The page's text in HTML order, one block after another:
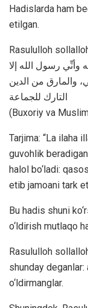
Hadislarda ham
etilgan.
Rasululloh
وأنِّي رسول الله إلا
والمارق من الدين
التارك للجماعة
(Buxoriy va
Tarjima: “La ilaha
guvohlik
halol bo‘ladi:
etib jamoani tark
Bu hadis shuni
o‘ldirish mutlaqo
Rasululloh
shunday
o‘ldirmanglar.